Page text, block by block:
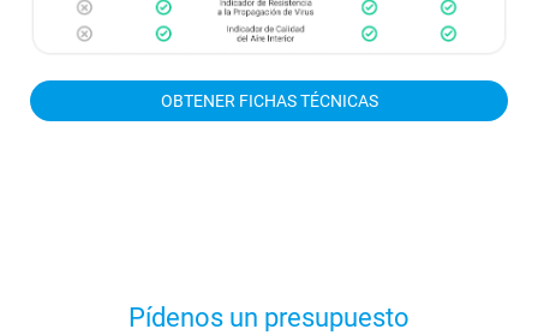
OBTENER FICHAS TÉCNICAS
Pídenos un presupuesto